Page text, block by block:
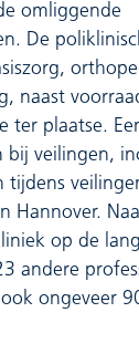
omliggende
De
naast
ter plaatse.
bij veilingen,
tijdens
Hannover.
op de
andere
ongeveer